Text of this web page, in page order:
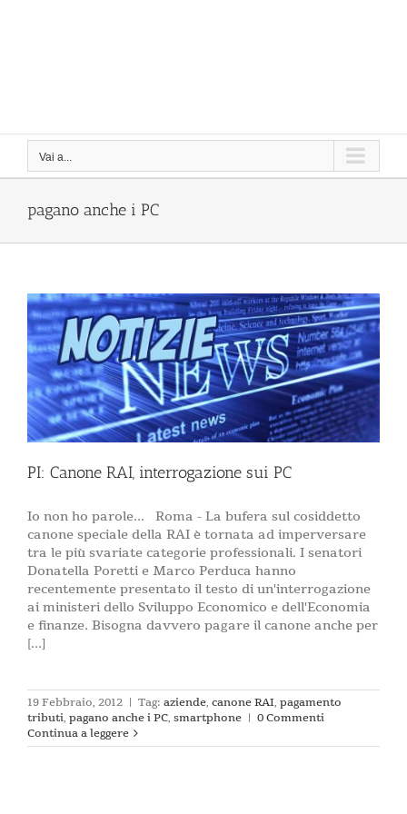
Vai a...
pagano anche i PC
PI: Canone RAI, interrogazione sui PC
Io non ho parole... Roma - La bufera sul cosiddetto
canone speciale della RAI è tornata ad imperversare
tra le più svariate categorie professionali. I senatori
Donatella Poretti e Marco Perduca hanno
recentemente presentato il testo di un'interrogazione
ai ministeri dello Sviluppo Economico e dell'Economia
e finanze. Bisogna davvero pagare il canone anche per
[...]
19 Febbraio, 2012 | Tag: aziende, canone RAI, pagamento
tributi, pagano anche i PC, smartphone | 0 Commenti
Continua a leggere